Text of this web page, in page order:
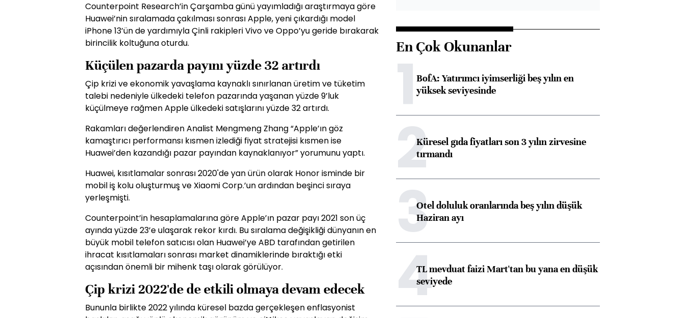
Counterpoint Research’in Çarşamba günü yayımladığı araştırmaya göre
Huawei’nin sıralamada çakılması sonrası Apple, yeni çıkardığı model
iPhone 13’ün de yardımıyla Çinli rakipleri Vivo ve Oppo’yu geride bırakarak
birincilik koltuğuna oturdu.
Küçülen pazarda payını yüzde 32 artırdı
Çip krizi ve ekonomik yavaşlama kaynaklı sınırlanan üretim ve tüketim
talebi nedeniyle ülkedeki telefon pazarında yaşanan yüzde 9’luk
küçülmeye rağmen Apple ülkedeki satışlarını yüzde 32 artırdı.
Rakamları değerlendiren Analist Mengmeng Zhang “Apple’ın göz
kamaştırıcı performansı kısmen izlediği fiyat stratejisi kısmen ise
Huawei’den kazandığı pazar payından kaynaklanıyor” yorumunu yaptı.
Huawei, kısıtlamalar sonrası 2020'de yan ürün olarak Honor isminde bir
mobil iş kolu oluşturmuş ve Xiaomi Corp.’un ardından beşinci sıraya
yerleşmişti.
Counterpoint’in hesaplamalarına göre Apple’ın pazar payı 2021 son üç
ayında yüzde 23’e ulaşarak rekor kırdı. Bu sıralama değişikliği dünyanın en
büyük mobil telefon satıcısı olan Huawei’ye ABD tarafından getirilen
ihracat kısıtlamaları sonrası market dinamiklerinde bıraktığı etki
açısından önemli bir mihenk taşı olarak görülüyor.
Çip krizi 2022'de de etkili olmaya devam edecek
Bununla birlikte 2022 yılında küresel bazda gerçekleşen enflasyonist
En Çok Okunanlar
1BofA: Yatırımcı iyimserliği beş yılın en
yüksek seviyesinde
2Küresel gıda fiyatları son 3 yılın zirvesine
tırmandı
3Otel doluluk oranlarında beş yılın düşük
Haziran ayı
4TL mevduat faizi Mart'tan bu yana en düşük
seviyede